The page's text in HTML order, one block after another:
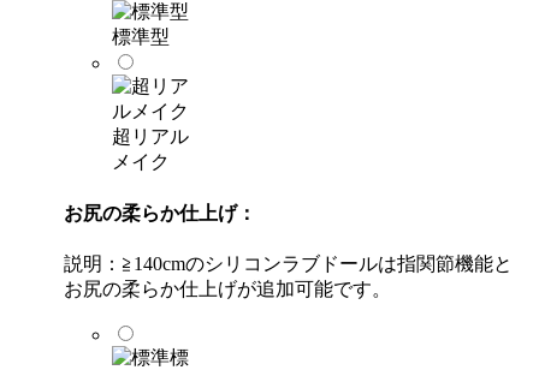
標準型
超リアル
メイク
お尻の柔らか仕上げ：
説明：≧140cmのシリコンラブドールは指関節機能と
お尻の柔らか仕上げが追加可能です。
標